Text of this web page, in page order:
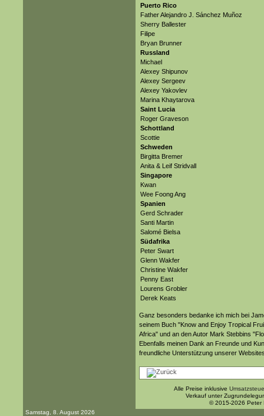
Puerto Rico
Father Alejandro J. Sánchez Muñoz
Sherry Ballester
Filipe
Bryan Brunner
Russland
Michael
Alexey Shipunov
Alexey Sergeev
Alexey Yakovlev
Marina Khaytarova
Saint Lucia
Roger Graveson
Schottland
Scottie
Schweden
Birgitta Bremer
Anita & Leif Stridvall
Singapore
Kwan
Wee Foong Ang
Spanien
Gerd Schrader
Santi Martin
Salomé Bielsa
Südafrika
Peter Swart
Glenn Wakfer
Christine Wakfer
Penny East
Lourens Grobler
Derek Keats
Ganz besonders bedanke ich mich bei
seinem Buch "Know and Enjoy Tropical
Africa" und an den Autor Mark Stebbins
Ebenfalls meinen Dank an Freunde und
freundliche Unterstützung unserer
Alle Preise inklusive
Verkauf unter
© 2015-2026 Peter
Samstag, 8. August 2026